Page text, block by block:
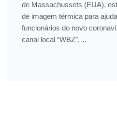
de Massachussets (EUA),
de imagem térmica para
funcionários do novo
canal local “WBZ”,…